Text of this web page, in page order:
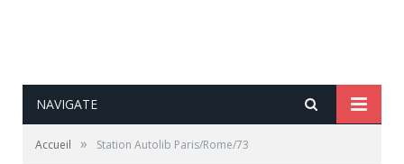
NAVIGATE
Accueil » Station Autolib Paris/Rome/73